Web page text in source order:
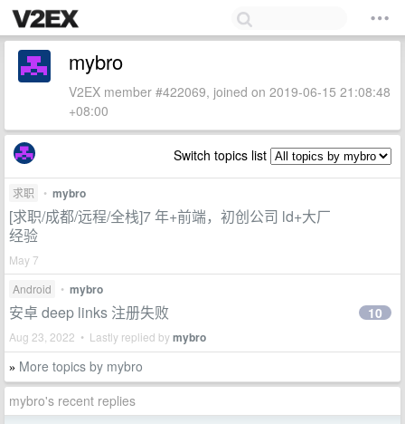
mybro
V2EX member #422069, joined on 2019-06-15 21:08:48
+08:00
Switch topics list
求职 • mybro
[求职/成都/远程/全栈]7 年+前端，初创公司 ld+大厂
经验
May 7
Android
• mybro
安卓 deep links 注册失败
Aug 23, 2022 • Lastly replied bymybro
10
» More topics by mybro
mybro's recent replies